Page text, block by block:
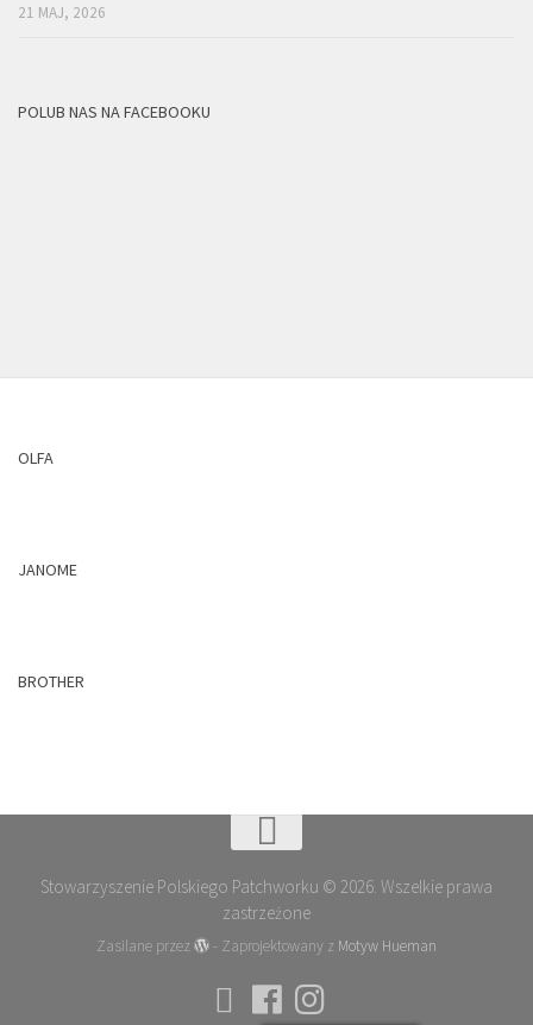
21 MAJ, 2026
POLUB NAS NA FACEBOOKU
OLFA
JANOME
BROTHER
Stowarzyszenie Polskiego Patchworku © 2026. Wszelkie prawa
zastrzeżone
Zasilane przez - Zaprojektowany z Motyw Hueman